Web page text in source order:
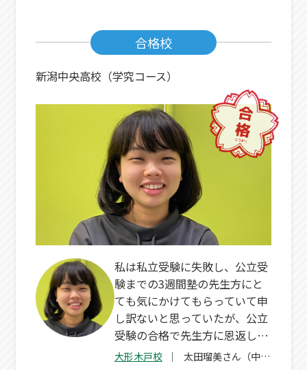
合格校
新潟中央高校（学究コース）
私は私立受験に失敗し、公立受
験までの3週間塾の先生方にと
ても気にかけてもらっていて申
し訳ないと思っていたが、公立
受験の合格で先生方に恩返しで
きたと思う。
大形木戸校
太田瑠美さん（中